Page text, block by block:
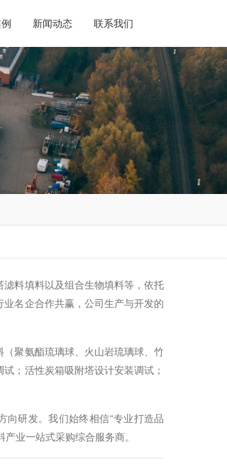
新闻动态 联系我们
料填料以及组合生物填料等，依托
名企合作共赢，公司生产与开发的
聚氨酯琉璃球、火山岩琉璃球、竹
；活性炭箱吸附塔设计安装调试；
向研发。我们始终相信“专业打造品
业一站式采购综合服务商。